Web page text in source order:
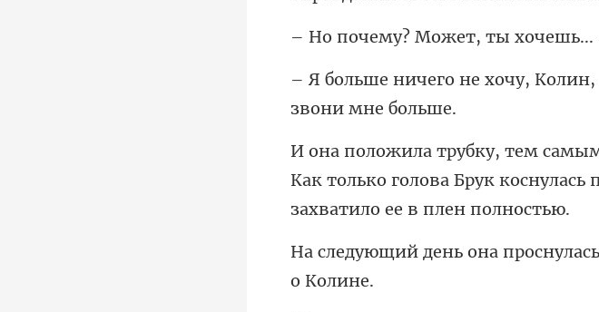
, ты хочешь...
Колин,
Как только голова Брук коснулась